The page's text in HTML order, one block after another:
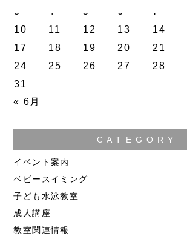
3
4 5 6 7
10
11 12 13 14
17
18 19 20 21
24
25 26 27 28
31
« 6月
C A T E G O R Y
イベント案内
ベビースイミング
子ども水泳教室
成人講座
教室関連情報